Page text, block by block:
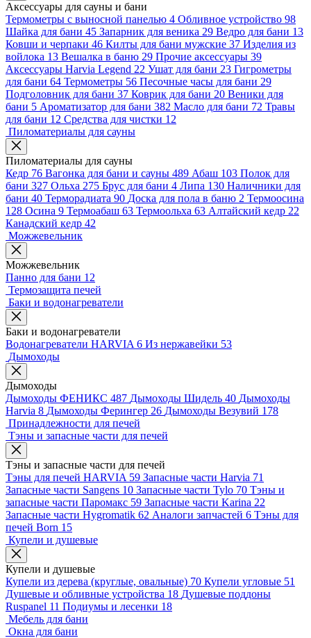
Аксессуары для сауны и бани
Термометры с выносной панелью 4 Обливное устройство 98
Шайка для бани 45 Запарник для веника 29 Ведро для бани 13
Ковши и черпаки 46 Килты для бани мужские 37 Изделия из
войлока 13 Вешалка в баню 29 Прочие аксессуары 39
Аксессуары Harvia Legend 22 Ушат для бани 23 Гигрометры
для бани 64 Термометры 56 Песочные часы для бани 29
Подголовник для бани 37 Коврик для бани 20 Веники для
бани 5 Ароматизатор для бани 382 Масло для бани 72 Травы
для бани 12 Средства для чистки 12
Пиломатериалы для сауны
Пиломатериалы для сауны
Кедр 76 Вагонка для бани и сауны 489 Абаш 103 Полок для
бани 327 Ольха 275 Брус для бани 4 Липа 130 Наличники для
бани 40 Терморадиата 90 Доска для пола в баню 2 Термоосина
128 Осина 9 Термоабаш 63 Термоольха 63 Алтайский кедр 22
Канадский кедр 42
Можжевельник
Можжевельник
Панно для бани 12
Термозащита печей
Баки и водонагреватели
Баки и водонагреватели
Водонагреватели HARVIA 6 Из нержавейки 53
Дымоходы
Дымоходы
Дымоходы ФЕНИКС 487 Дымоходы Шидель 40 Дымоходы
Harvia 8 Дымоходы Ферингер 26 Дымоходы Везувий 178
Принадлежности для печей
Тэны и запасные части для печей
Тэны и запасные части для печей
Тэны для печей HARVIA 59 Запасные части Harvia 71
Запасные части Sangens 10 Запасные части Tylo 70 Тэны и
запасные части Паромакс 59 Запасные части Karina 22
Запасные части Hygromatik 62 Аналоги запчастей 6 Тэны для
печей Born 15
Купели и душевые
Купели и душевые
Купели из дерева (круглые, овальные) 70 Купели угловые 51
Душевые и обливные устройства 18 Душевые поддоны
Ruspanel 11 Подиумы и лесенки 18
Мебель для бани
Окна для бани